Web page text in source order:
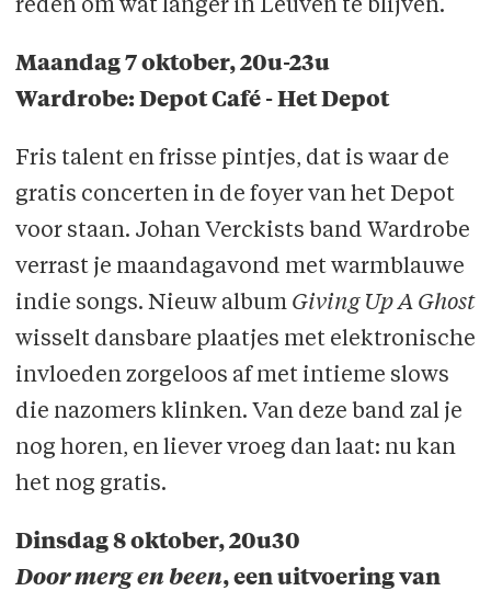
reden om wat langer in Leuven te blijven.
Maandag 7 oktober, 20u-23u
Wardrobe: Depot Café - Het Depot
Fris talent en frisse pintjes, dat is waar de
gratis concerten in de foyer van het Depot
voor staan. Johan Verckists band Wardrobe
verrast je maandagavond met warmblauwe
indie songs. Nieuw album Giving Up A Ghost
wisselt dansbare plaatjes met elektronische
invloeden zorgeloos af met intieme slows
die nazomers klinken. Van deze band zal je
nog horen, en liever vroeg dan laat: nu kan
het nog gratis.
Dinsdag 8 oktober, 20u30
Door merg en been, een uitvoering van